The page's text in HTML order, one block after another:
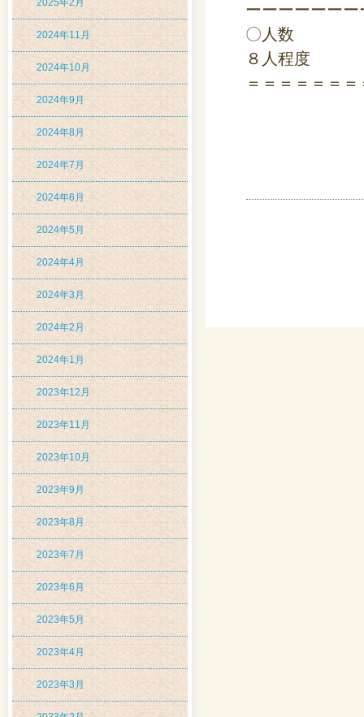
2025年2月
2024年11月
2024年10月
2024年9月
2024年8月
2024年7月
2024年6月
2024年5月
2024年4月
2024年3月
2024年2月
2024年1月
2023年12月
2023年11月
2023年10月
2023年9月
2023年8月
2023年7月
2023年6月
2023年5月
2023年4月
2023年3月
ーーーーーー
〇人数
８人程度
＝＝＝＝＝＝